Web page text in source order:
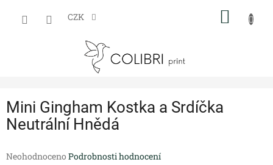
CZK
Mini Gingham Kostka a Srdíčka
Neutrální Hnědá
Průměrné
Neohodnoceno Podrobnosti hodnocení